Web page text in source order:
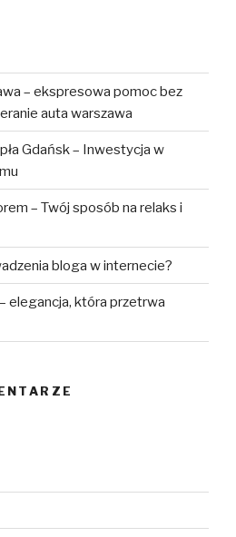
– ekspresowa pomoc bez
auta warszawa
Gdańsk – Inwestycja w
– Twój sposób na relaks i
bloga w internecie?
elegancja, która przetrwa